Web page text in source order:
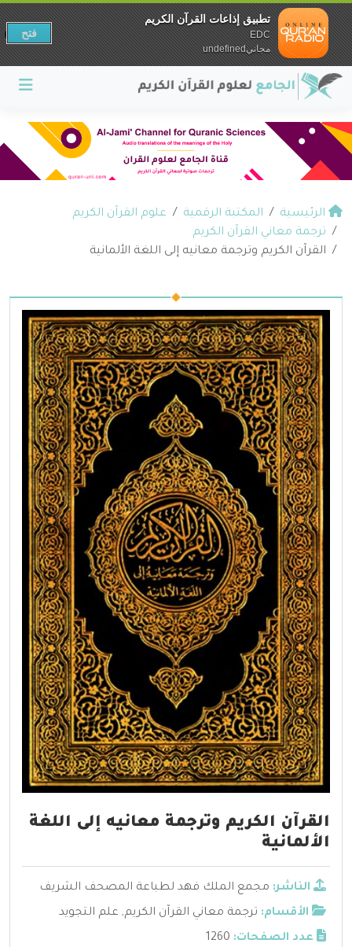
الرئيسية المكتبة الرقمية
علوم القرآن الكريم
ترجمة معاني القرآن الكريم
القرآن الكريم وترجمة معانيه إلى اللغة الألمانية
القرآن الكريم وترجمة معانيه إلى اللغة
الألمانية
الناشر: مجمع الملك فهد لطباعة المصحف الشريف
الأقسام: ترجمة معاني القرآن الكريم, علم التجويد
عدد الصفحات: 1260
تطبيق إذاعات القرآن الكريم
EDC
مجانيundefined
فتح